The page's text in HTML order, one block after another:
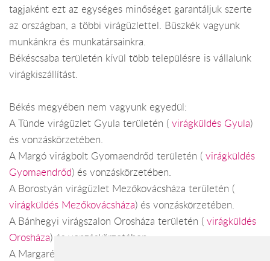
tagjaként ezt az egységes minőséget garantáljuk szerte
az országban, a többi virágüzlettel. Büszkék vagyunk
munkánkra és munkatársainkra.
Békéscsaba területén kívül több településre is vállalunk
virágkiszállítást.
Békés megyében nem vagyunk egyedül:
A Tünde virágüzlet Gyula területén ( virágküldés Gyula)
és vonzáskörzetében.
A Margó virágbolt Gyomaendrőd területén ( virágküldés
Gyomaendrőd) és vonzáskörzetében.
A Borostyán virágüzlet Mezőkovácsháza területén (
virágküldés Mezőkovácsháza) és vonzáskörzetében.
A Bánhegyi virágszalon Orosháza területén ( virágküldés
Orosháza) és vonzáskörzetében.
A Margaréta virágüzlet Szarvas területén (